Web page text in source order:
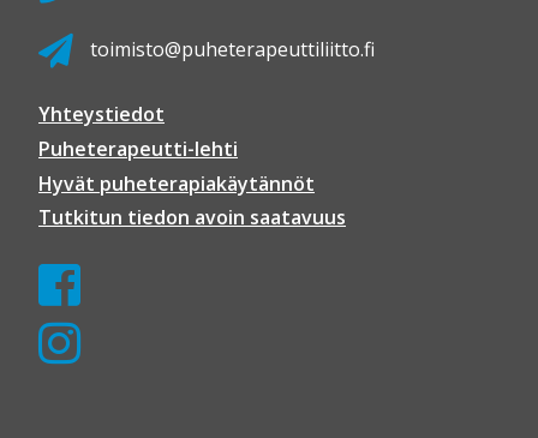
toimisto@puheterapeuttiliitto.fi
Yhteystiedot
Puheterapeutti-lehti
Hyvät puheterapiakäytännöt
Tutkitun tiedon avoin saatavuus